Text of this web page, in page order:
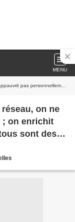
MENU
de tous sont des nœuds égaux dans l’effort commun.
on ne
; on enrichit
sont des